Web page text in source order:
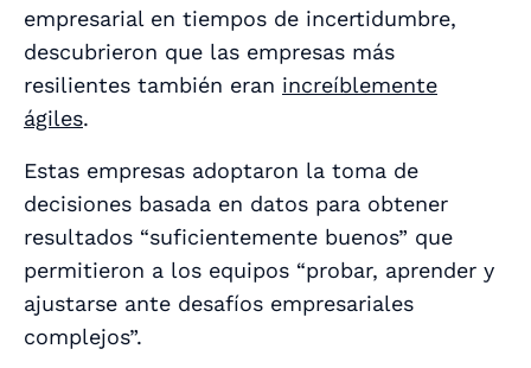
empresarial en tiempos de incertidumbre,
descubrieron que las empresas más
resilientes también eran increíblemente
ágiles.
Estas empresas adoptaron la toma de
decisiones basada en datos para obtener
resultados “suficientemente buenos” que
permitieron a los equipos “probar, aprender y
ajustarse ante desafíos empresariales
complejos”.